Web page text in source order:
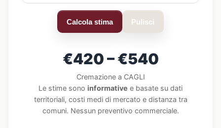
Calcola stima Pulisci
€420 – €540
Cremazione a CAGLI
Le stime sono informative e basate su dati
territoriali, costi medi di mercato e distanza tra
comuni. Nessun preventivo commerciale.